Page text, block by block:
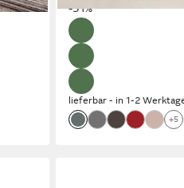
-51%
lieferbar - in 1-2
+5